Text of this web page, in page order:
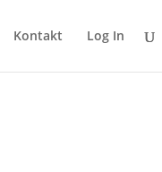
Kontakt Log In